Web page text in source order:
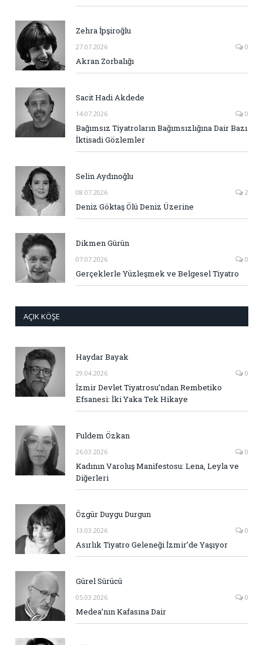
Zehra İpşiroğlu
27.07.2026 0
Akran Zorbalığı
Sacit Hadi Akdede
14.07.2026 0
Bağımsız Tiyatroların Bağımsızlığına Dair Bazı
İktisadi Gözlemler
Selin Aydınoğlu
08.07.2026 2
Deniz Göktaş Ölü Deniz Üzerine
Dikmen Gürün
07.07.2026 0
Gerçeklerle Yüzleşmek ve Belgesel Tiyatro
AÇIK KÖŞE
Haydar Bayak
29.04.2026 0
İzmir Devlet Tiyatrosu’ndan Rembetiko
Efsanesi: İki Yaka Tek Hikaye
Fuldem Özkan
26.03.2026 0
Kadının Varoluş Manifestosu: Lena, Leyla ve
Diğerleri
Özgür Duygu Durgun
13.03.2026 0
Asırlık Tiyatro Geleneği İzmir’de Yaşıyor
Gürel Sürücü
05.03.2026 0
Medea’nın Kafasına Dair